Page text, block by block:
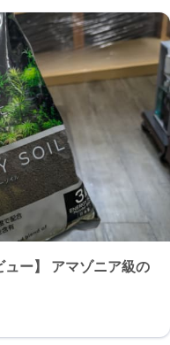
ュー】 アマゾニア級の